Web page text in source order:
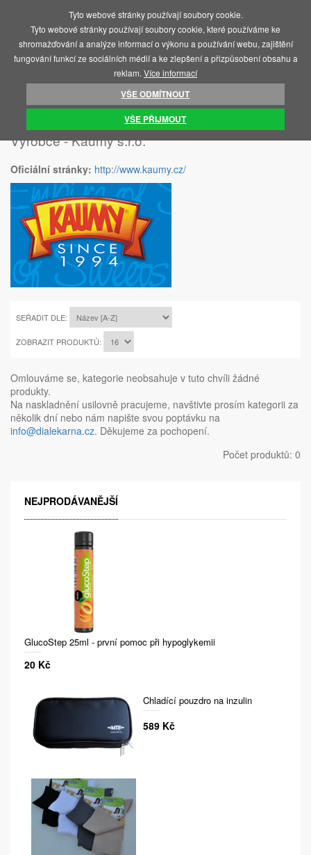
ÚVOD KAUMY S.R.O.
Výrobce - Kaumy s.r.o.
Oficiální stránky: http://www.kaumy.cz/
SEŘADIT DLE:
ZOBRAZIT PRODUKTŮ:
Omlouváme se, kategorie neobsahuje v tuto chvíli žádné
produkty.
Na naskladnění usilovně pracujeme, navštivte prosím kategorii za
několik dní nebo nám napište svou poptávku na
info@dialekarna.cz. Děkujeme za pochopení.
Počet produktů: 0
NEJPRODÁVANĚJŠÍ
GlucoStep 25ml - první pomoc při hypoglykemii
20 Kč
Chladící pouzdro na inzulin
589 Kč
Tyto webové stránky používají soubory cookie.
Tyto webové stránky používají soubory cookie, které používáme ke
shromažďování a analýze informací o výkonu a používání webu, zajištění
fungování funkcí ze sociálních médií a ke zlepšení a přizpůsobení obsahu a
reklam. Více informací
VŠE ODMÍTNOUT
VŠE PŘIJMOUT